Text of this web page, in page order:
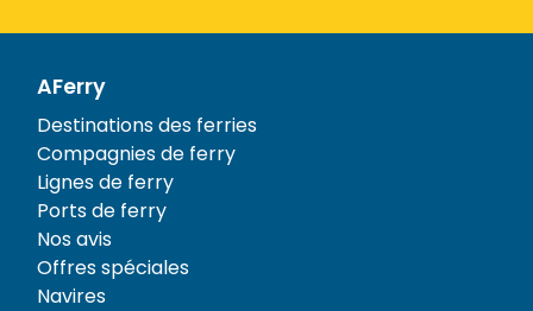
AFerry
Destinations des ferries
Compagnies de ferry
Lignes de ferry
Ports de ferry
Nos avis
Offres spéciales
Navires